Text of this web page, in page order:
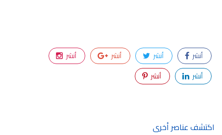
أنشر أنشر أنشر
أنشر
أنشر
أنشر
اكتشف عناصر أخرى